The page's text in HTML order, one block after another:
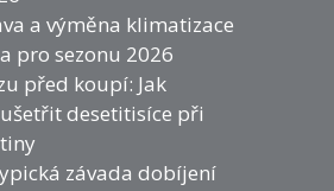
a výměna klimatizace
pro sezonu 2026
před koupí: Jak
desetitisíce při
závada dobíjení